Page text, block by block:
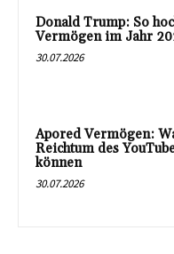
Donald Trump: So
Vermögen im Jahr
30.07.2026
Apored Vermögen:
Reichtum des
können
30.07.2026